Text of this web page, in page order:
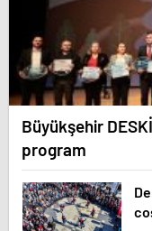
Büyükşehir
program